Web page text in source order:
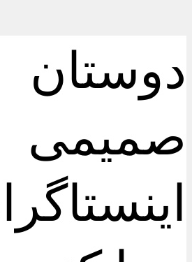
دوستان
صمیمی